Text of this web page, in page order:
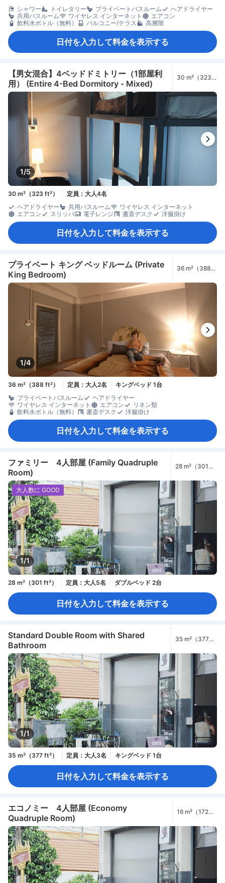
シャワー トイレタリー プライベートバスルーム
ヘアドライヤー
共用バスルーム
ワイヤレス インターネット
エアコン
飲料水ボトル（無料）
バルコニー/テラス 高層階
日付を入力して料金を表示する
【男女混合】4ベッドドミトリー（1部屋利
用） (Entire 4-Bed Dormitory - Mixed)
30 m²（323
1/5
30 m²（323 ft²）
定員：大人4名
ヘアドライヤー
共用バスルーム
ワイヤレス インターネット
エアコン
スリッパ 電子レンジ 書斎デスク 洋服掛け
日付を入力して料金を表示する
プライベート キング ベッドルーム (Private
King Bedroom)
36 m²（388
1/4
36 m²（388 ft²） 定員：大人2名
キングベッド 1台
プライベートバスルーム
ヘアドライヤー
ワイヤレス インターネット
エアコン
リネン類
飲料水ボトル（無料）
書斎デスク 洋服掛け
日付を入力して料金を表示する
ファミリー 4人部屋 (Family Quadruple
Room)
28 m²（301
1/1
大人数に GOOD
28 m²（301 ft²） 定員：大人5名 ダブルベッド 2台
日付を入力して料金を表示する
Standard Double Room with Shared
Bathroom
35 m²（377
1/1
35 m²（377 ft²） 定員：大人3名 キングベッド 1台
日付を入力して料金を表示する
エコノミー 4人部屋 (Economy
Quadruple Room)
16 m²（172